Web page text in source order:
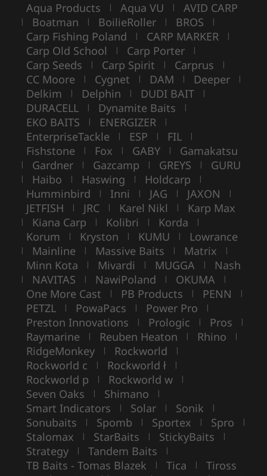
Aqua Products | Aqua VU | AVID CARP
| Boatman | BoilieRoller | BROS |
Carp Fishing Poland | CARP MARKER |
Carp Old School | Carp Porter |
Carp Seeds | Carp Spirit | Carprus |
CC Moore | Cygnet | DAM | Deeper |
Delkim | Delphin | DUDI BAIT |
DURACELL | Dynamite Baits |
EKO BAITS | ENERGIZER |
EnterpriseTackle | ESP | FIL |
Fishstone | Fox | GABY | Gamakatsu
| Gardner | Gazcamp | GREYS | GURU
| Haibo | Haswing | Holdcarp |
Humminbird | Inni | JAG | JAXON |
JETFISH | JRC | Karel Nikl | Karp Max
| Kiana Carp | Kolibri | Korda |
Korum | Kryston | KUMU | Lowrance
| Mainline | Massive Baits | Matrix |
Minn Kota | Mivardi | MUGGA | Nash
| NAVITAS | NawiPoland | OKUMA |
One More Cast | PB Products | PENN |
PETZL | PowaPacs | Power Pro |
Preston Innovations | Prologic | Pros |
Raymarine | Reuben Heaton | Rhino |
RidgeMonkey | Rockworld |
Rockworld c | Rockworld ł |
Rockworld p | Rockworld w |
Seven Oaks | Shimano |
Smart Indicators | Solar | Sonik |
Sonubaits | Spomb | Sportex | Spro |
Stalomax | StarBaits | StickyBaits |
Strategy | Tandem Baits |
TB Baits - Tomas Blazek | Tica | Tiross